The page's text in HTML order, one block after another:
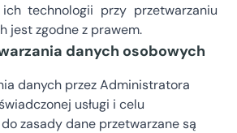
technologii przy przetwarzaniu
jest zgodne z prawem.
danych osobowych
danych przez Administratora
usługi i celu
zasady dane przetwarzane są